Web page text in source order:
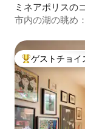
ミネアポリスの
市内の湖の眺め
大好評のゲスト
ゲストチョイ